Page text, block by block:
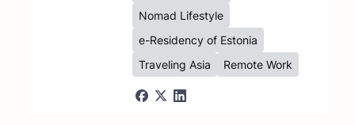
Nomad Lifestyle
e-Residency of Estonia
Traveling Asia
Remote Work